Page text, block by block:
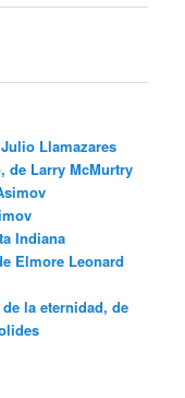
Llamazares
de Larry McMurtry
Indiana
Elmore Leonard
la eternidad, de